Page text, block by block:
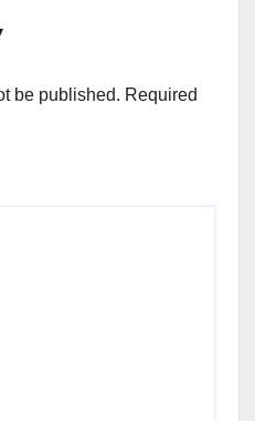
be published. Required